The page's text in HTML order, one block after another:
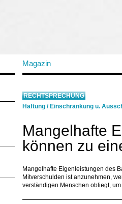
Magazin
RECHTSPRECHUNG
Haftung / Einschränkung u.
Mangelhafte
können zu
Mangelhafte Eigenleistungen des
Mitverschulden ist anzunehmen,
verständigen Menschen obliegt,